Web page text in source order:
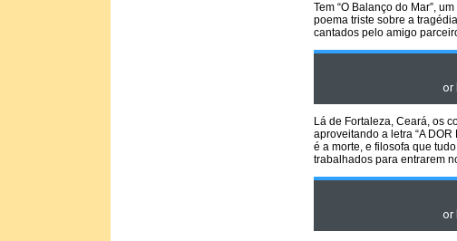
Tem “O Balanço do Mar”,
poema triste sobre a
cantados pelo amigo
Lá de Fortaleza, Ceará, os
aproveitando a letra “A
é a morte, e filosofa que
trabalhados para entrarem